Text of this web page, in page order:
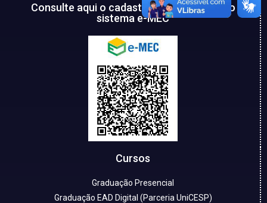
Consulte aqui o cadastro da instituição no
sistema e-MEC
Cursos
Graduação Presencial
Graduação EAD Digital (Parceria UniCESP)